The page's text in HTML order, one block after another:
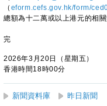
（ eform.cefs.gov.hk/form/
總額為十二萬或以上港元的相關
完
2026年3月20日（星期五）
香港時間18時00分
新聞資料庫 昨日新聞